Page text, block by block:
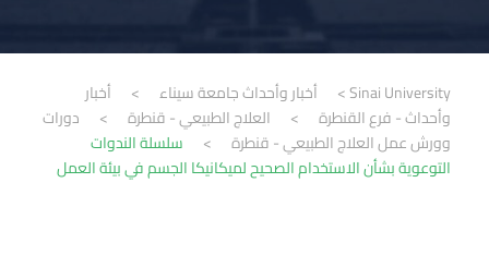
Sinai University
> أخبار وأحداث جامعة سيناء >
أخبار
وأحداث - فرع القنطرة
> العلاج الطبيعي - قنطرة >
دورات
وورش عمل العلاج الطبيعي - قنطرة
>
سلسلة الندوات
التوعوية بشأن الاستخدام الصحيح لميكانيكا الجسم في بيئة العمل